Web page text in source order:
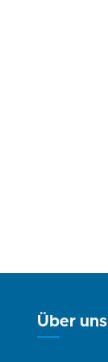
Über uns